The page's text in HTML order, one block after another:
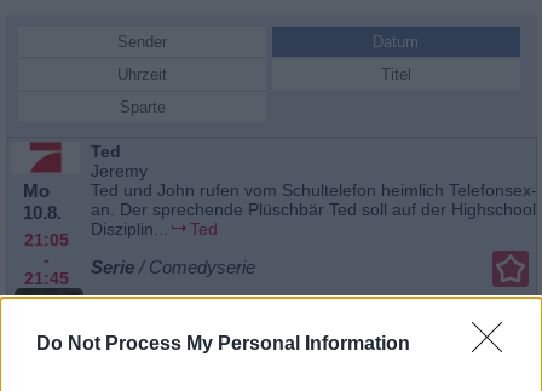
Do Not Process My Personal Information
Sender
Datum
Uhrzeit
Titel
Sparte
Mo
10.8.
21:05
-
21:45
Ted
Jeremy
Ted und John rufen vom Schultelefon heimlich Telefonsex-
an. Der sprechende Plüschbär Ted soll auf der Highschool
Disziplin...
Ted
Serie / Comedyserie